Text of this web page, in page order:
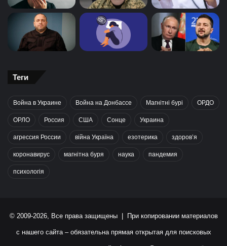
Теги
Война в Украине Война на Донбассе Магнітні бурі ОРДО
ОРЛО Россия США Сонце Украина
агрессия России війна Україна езотерика здоров’я
коронавирус магнітна буря наука пандемия
психологія
© 2009-2026, Все права защищены | При копировании материалов
с нашего сайта – обязательна прямая открытая для поисковых